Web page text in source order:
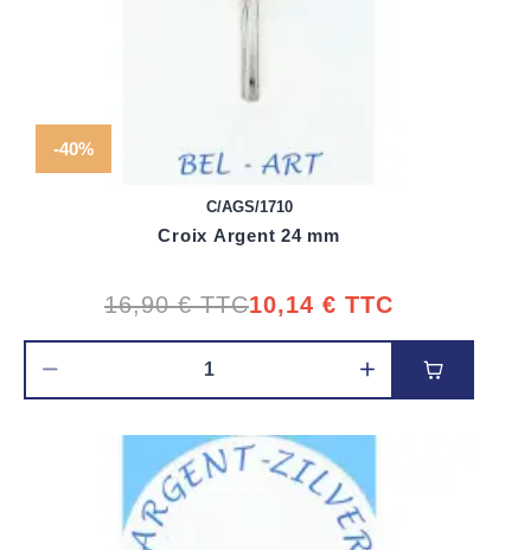
-40%
C/AGS/1710
Croix Argent 24 mm
16,90 €TTC10,14 € TTC
Ajouter au